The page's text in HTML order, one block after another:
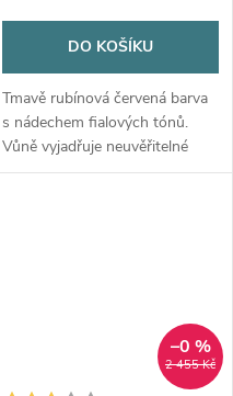
DO KOŠÍKU
Tmavě rubínová červená barva
s nádechem fialových tónů.
Vůně vyjadřuje neuvěřitelné
pocity plnosti a složitosti s tóny
2 455 Kč
–0 %